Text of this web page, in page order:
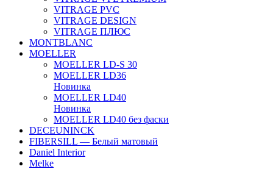
VITRAGE PVC
VITRAGE DESIGN
VITRAGE ПЛЮС
MONTBLANC
MOELLER
MOELLER LD-S 30
MOELLER LD36
Новинка
MOELLER LD40
Новинка
MOELLER LD40 без фаски
DECEUNINCK
FIBERSILL — Белый матовый
Daniel Interior
Melke